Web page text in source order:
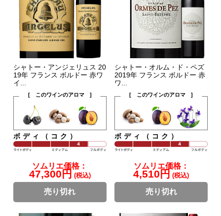
シャトー・アンジェリュス 20
19年 フランス ボルドー 赤ワ
イ...
[ このワインのアロマ ]
ボディ（コク）
ソムリエ価格：
47,300円 (税込)
売り切れ
シャトー・オルム・ド・ペズ
2019年 フランス ボルドー 赤
ワ...
[ このワインのアロマ ]
ボディ（コク）
ソムリエ価格：
4,510円 (税込)
売り切れ